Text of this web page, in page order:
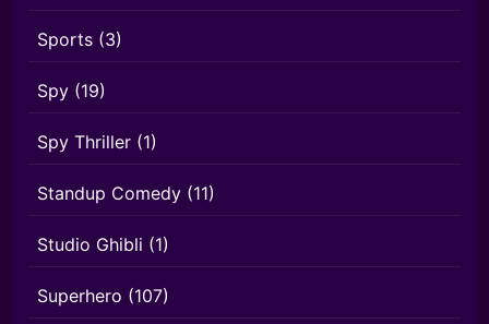
Sports (3)
Spy (19)
Spy Thriller (1)
Standup Comedy (11)
Studio Ghibli (1)
Superhero (107)